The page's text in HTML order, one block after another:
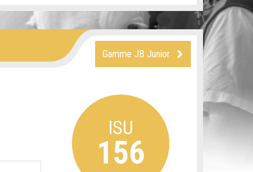
Gamme JB Junior
ISU
156